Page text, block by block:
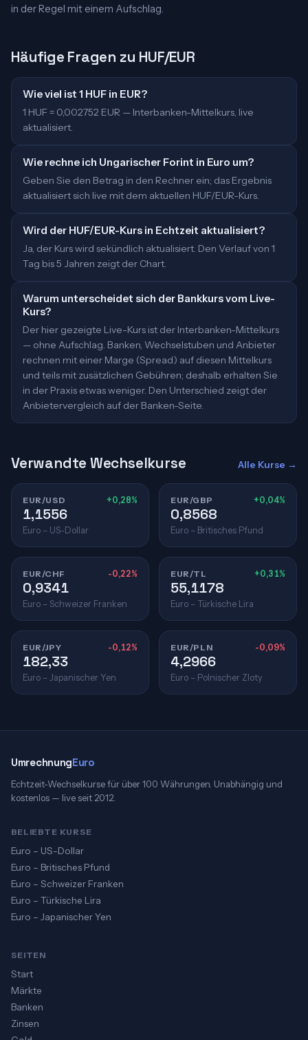
in der Regel mit einem Aufschlag.
Häufige Fragen zu HUF/EUR
Wie viel ist 1 HUF in EUR?
1 HUF = 0,002752 EUR — Interbanken-Mittelkurs, live
aktualisiert.
Wie rechne ich Ungarischer Forint in Euro um?
Geben Sie den Betrag in den Rechner ein; das Ergebnis
aktualisiert sich live mit dem aktuellen HUF/EUR-Kurs.
Wird der HUF/EUR-Kurs in Echtzeit aktualisiert?
Ja, der Kurs wird sekündlich aktualisiert. Den Verlauf von 1
Tag bis 5 Jahren zeigt der Chart.
Warum unterscheidet sich der Bankkurs vom Live-
Kurs?
Der hier gezeigte Live-Kurs ist der Interbanken-Mittelkurs
— ohne Aufschlag. Banken, Wechselstuben und Anbieter
rechnen mit einer Marge (Spread) auf diesen Mittelkurs
und teils mit zusätzlichen Gebühren; deshalb erhalten Sie
in der Praxis etwas weniger. Den Unterschied zeigt der
Anbietervergleich auf der Banken-Seite.
Verwandte Wechselkurse Alle Kurse →
EUR/USD +0,28%
1,1556
Euro – US-Dollar
EUR/GBP +0,04%
0,8568
Euro – Britisches Pfund
EUR/CHF -0,22%
0,9341
Euro – Schweizer Franken
EUR/TL +0,31%
55,1178
Euro – Türkische Lira
EUR/JPY -0,12%
182,33
Euro – Japanischer Yen
EUR/PLN -0,09%
4,2966
Euro – Polnischer Zloty
UmrechnungEuro
Echtzeit-Wechselkurse für über 100 Währungen. Unabhängig und
kostenlos — live seit 2012.
BELIEBTE KURSE
Euro – US-Dollar
Euro – Britisches Pfund
Euro – Schweizer Franken
Euro – Türkische Lira
Euro – Japanischer Yen
SEITEN
Start
Märkte
Banken
Zinsen